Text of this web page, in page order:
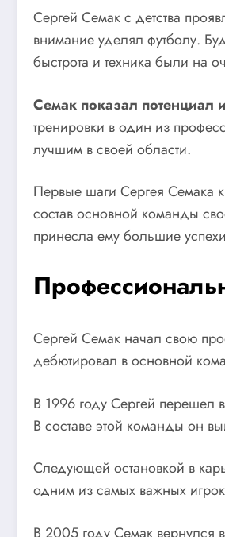
Сергей Семак с детства
внимание уделял футболу.
быстрота и техника были на
Семак показал потенциал
тренировки в один из
лучшим в своей области.
Первые шаги Сергея Семака
состав основной команды
принесла ему большие
Сергей Семак начал свою
дебютировал в основной
В 1996 году Сергей перешел
В составе этой команды он
Следующей остановкой в
одним из самых важных
В 2005 году Семак вернулся